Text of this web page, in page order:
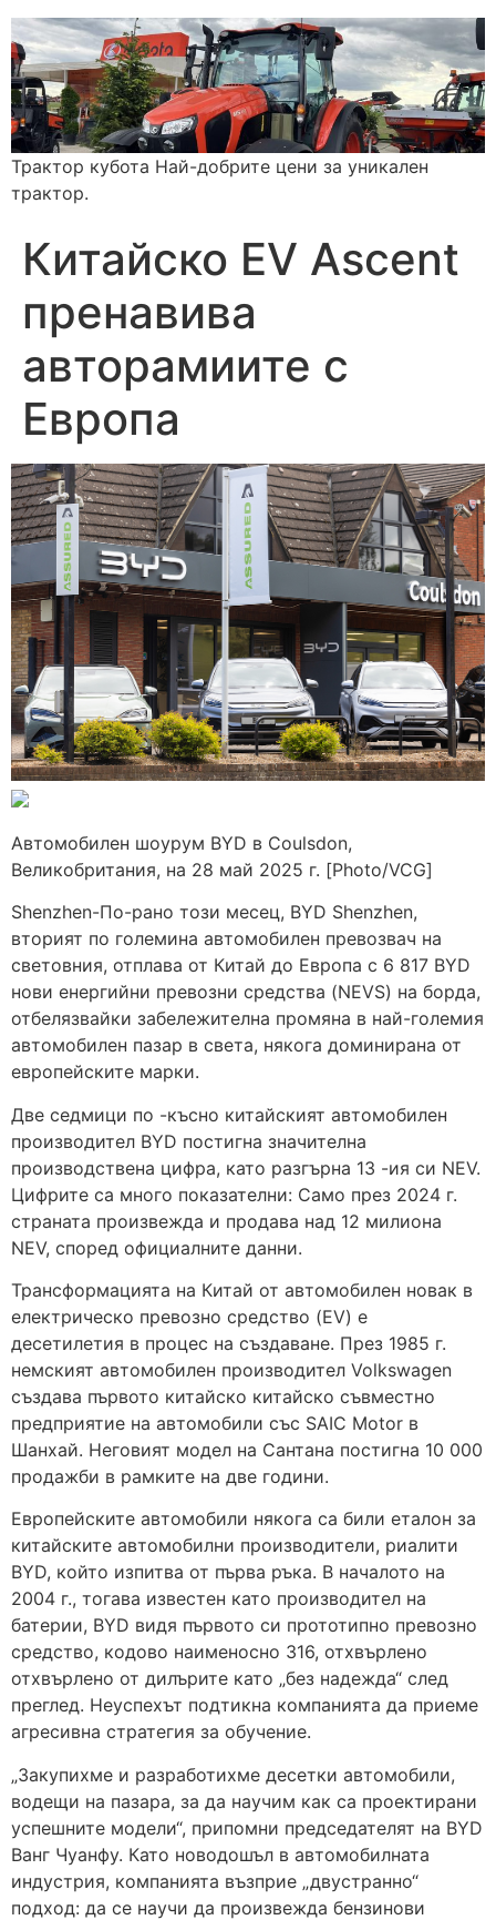
Трактор кубота Най-добрите цени за уникален
трактор.
Китайско EV Ascent
пренавива
авторамиите с
Европа
Автомобилен шоурум BYD в Coulsdon,
Великобритания, на 28 май 2025 г. [Photo/VCG]
Shenzhen-По-рано този месец, BYD Shenzhen,
вторият по големина автомобилен превозвач на
световния, отплава от Китай до Европа с 6 817 BYD
нови енергийни превозни средства (NEVS) на борда,
отбелязвайки забележителна промяна в най-големия
автомобилен пазар в света, някога доминирана от
европейските марки.
Две седмици по -късно китайският автомобилен
производител BYD постигна значителна
производствена цифра, като разгърна 13 -ия си NEV.
Цифрите са много показателни: Само през 2024 г.
страната произвежда и продава над 12 милиона
NEV, според официалните данни.
Трансформацията на Китай от автомобилен новак в
електрическо превозно средство (EV) е
десетилетия в процес на създаване. През 1985 г.
немският автомобилен производител Volkswagen
създава първото китайско китайско съвместно
предприятие на автомобили със SAIC Motor в
Шанхай. Неговият модел на Сантана постигна 10 000
продажби в рамките на две години.
Европейските автомобили някога са били еталон за
китайските автомобилни производители, риалити
BYD, който изпитва от първа ръка. В началото на
2004 г., тогава известен като производител на
батерии, BYD видя първото си прототипно превозно
средство, кодово наименосно 316, отхвърлено
отхвърлено от дилърите като „без надежда“ след
преглед. Неуспехът подтикна компанията да приеме
агресивна стратегия за обучение.
„Закупихме и разработихме десетки автомобили,
водещи на пазара, за да научим как са проектирани
успешните модели“, припомни председателят на BYD
Ванг Чуанфу. Като новодошъл в автомобилната
индустрия, компанията възприе „двустранно“
подход: да се научи да произвежда бензинови